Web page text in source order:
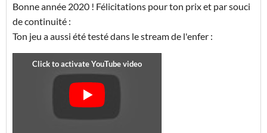
Bonne année 2020 ! Félicitations pour ton prix et par souci
de continuité :
Ton jeu a aussi été testé dans le stream de l'enfer :